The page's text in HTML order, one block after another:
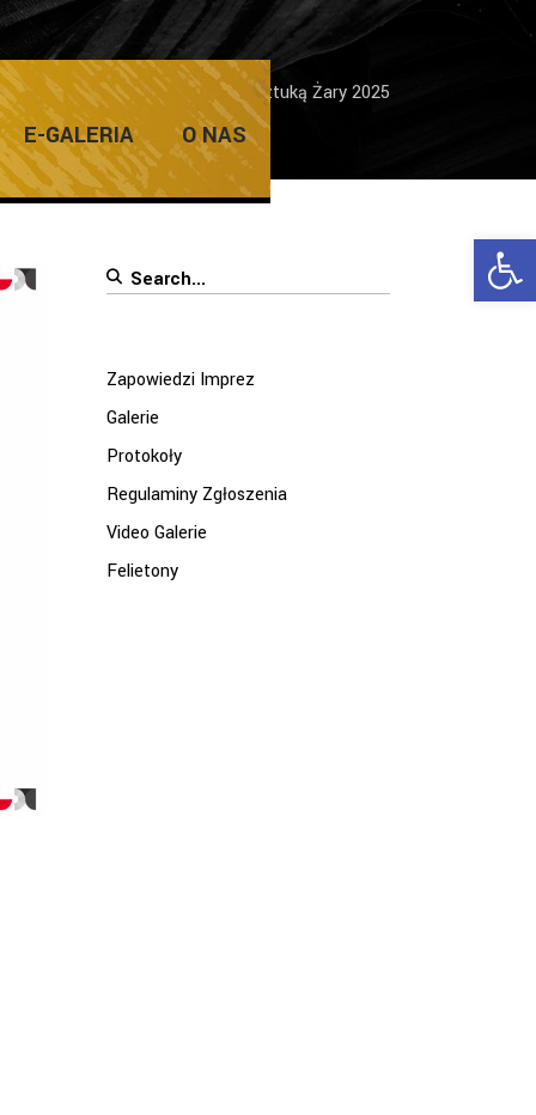
E-GALERIA O NAS
Plenerowych Spotkań ze Sztuką Żary 2025
Search
Zapowiedzi Imprez
Galerie
Protokoły
Regulaminy Zgłoszenia
Video Galerie
Felietony